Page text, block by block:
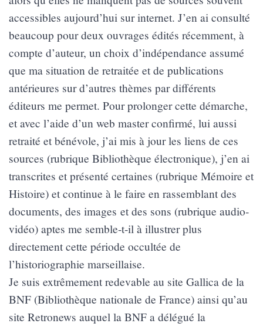
accessibles aujourd’hui sur internet. J’en ai consulté
beaucoup pour deux ouvrages édités récemment, à
compte d’auteur, un choix d’indépendance assumé
que ma situation de retraitée et de publications
antérieures sur d’autres thèmes par différents
éditeurs me permet. Pour prolonger cette démarche,
et avec l’aide d’un web master confirmé, lui aussi
retraité et bénévole, j’ai mis à jour les liens de ces
sources (rubrique Bibliothèque électronique), j’en ai
transcrites et présenté certaines (rubrique Mémoire et
Histoire) et continue à le faire en rassemblant des
documents, des images et des sons (rubrique audio-
vidéo) aptes me semble-t-il à illustrer plus
directement cette période occultée de
l’historiographie marseillaise.
Je suis extrêmement redevable au site Gallica de la
BNF (Bibliothèque nationale de France) ainsi qu’au
site Retronews auquel la BNF a délégué la